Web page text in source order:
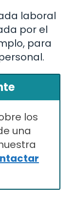
laboral
por el
para
los
una